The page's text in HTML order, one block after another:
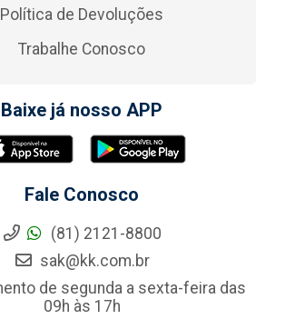
Política de Devoluções
Trabalhe Conosco
Baixe já nosso APP
Fale Conosco
(81) 2121-8800
sak@kk.com.br
de segunda a sexta-feira das
09h às 17h